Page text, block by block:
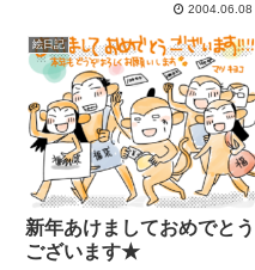
で触って掃除したりしたらそうな
るわ。2.3日、ハンドクリーム塗
ってりゃ治るよ。「先生が連絡帳
にお手紙書いてくれたの」わー...
2004.06.08
絵日記
新年あけましておめでとう
ございます★